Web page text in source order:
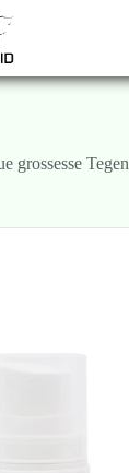
grossesse Tegen